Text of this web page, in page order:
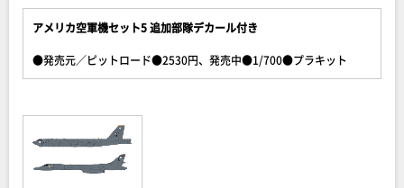
アメリカ空軍機セット5 追加部隊デカール付き
●発売元／ピットロード●2530円、発売中●1/700●プラキット